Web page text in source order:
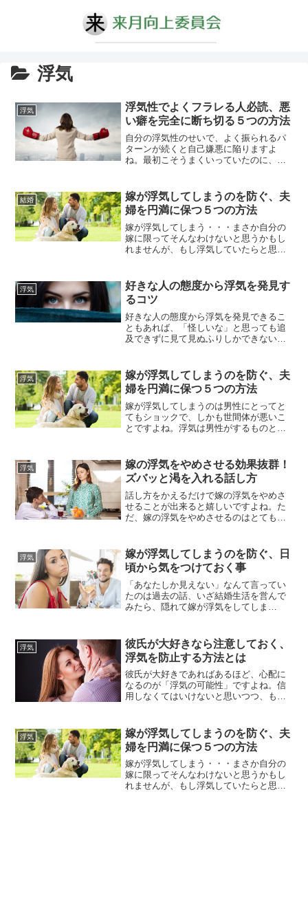
浮気
浮気
浮気性でよくフラレる人必読、悪
い癖を完全に断ち切る５つの方法
自分の浮気性のせいで、よく振られるパ
ターンが続くと自己嫌悪に陥りますよ
ね。最初こそうまくいっていたのに、い
に、なぜかいつも自分が心変わりをして
しまう。「自分はどうしてこうも浮気性
なんだろう」と真剣に悩んでいる人もた
くさんいます。さて、「この浮気性は...
結婚
嫁が浮気してしまうのを防ぐ、夫
婦を円満に保つ５つの方法
嫁が浮気してしまう・・・まさか自分の
嫁に限ってそんなわけないと思うかもし
れませんが、もし浮気していたらと思う
性だって浮気をしてしまう場合はありま
すし、あなたの嫁が浮気してしまう可能
性だって十分にあります。その原因は男
性の場合は「より多くの種を残した...
浮気
好きな人の態度から浮気を発見す
るコツ
好きな人の態度から浮気を発見できるこ
ともあれば、「怪しいな」と思っても追
及できずに見て見ぬふりしかできないこ
かったといって、後で泣く羽目になるこ
ともあるでしょう。好きな人の態度から
浮気を発見するためには、好きな人のど
こに注目して何に注意を向けていれ...
浮気
嫁が浮気してしまうのを防ぐ、夫
婦を円満に保つ５つの方法
嫁が浮気してしまうのは男性にとってと
てもショックで、しかも世間体が悪いこ
とですよね。浮気は男性がするものとい
でしょうか。結婚生活が長くなれば、些
細なことでもすぐにケンカになります。
違う人間同士がうまく生活を続けるため
には、お互いに歩み寄る気持ちも大...
浮気
嫁の浮気をやめさせる効果抜群！
ズバッと渇を入れる話し方
話し方をかえるだけで嫁の浮気をやめさ
せることが出来ると嬉しいですよね。た
だ、嫁の浮気をやめさせるのはとても難
ということですから、あなたが何か言っ
ても聞き流されるだけで嫁の浮気をやめ
させることはできないでしょう。聞き流
されるのならまだしも、下手な言い...
浮気
嫁が浮気してしまうのを防ぐ、日
頃から気をつけておく事
「あなたしか見えない」なんて言ってい
たのは過去の話、いざ結婚生活を営んで
みたら、隠れて嫁が浮気をしてしま
よね。どんな理由があっても、本来なら
ば旦那だろうが嫁だろうが浮気はご法
度！とはいえ、倫理観だけでは片づけら
れないのが人間心理。人は無意識のうち
に、...
浮気
彼氏が大好きなら注意しておく、
浮気を防止する方法とは
彼氏が大好きであればあるほど、心配に
なるのが「浮気の可能性」ですよね。信
用しなくてはいけないと思いつつ、もし
らといって猜疑心にさいなまれすぎてし
まってはあなた自身の心が疲弊してしま
いますし、なにより、せっかく順調にい
っている恋愛すら壊してしまいかね...
浮気
嫁が浮気してしまうのを防ぐ、夫
婦を円満に保つ５つの方法
嫁が浮気してしまう・・・まさか自分の
嫁に限ってそんなわけないと思うかもし
れませんが、もし浮気していたらと思う